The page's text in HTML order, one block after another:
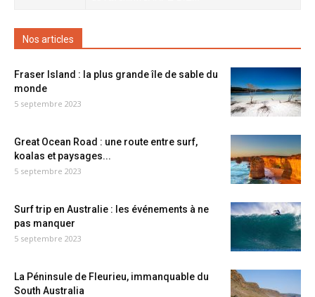
Nos articles
Fraser Island : la plus grande île de sable du
monde
5 septembre 2023
Great Ocean Road : une route entre surf,
koalas et paysages...
5 septembre 2023
Surf trip en Australie : les événements à ne
pas manquer
5 septembre 2023
La Péninsule de Fleurieu, immanquable du
South Australia